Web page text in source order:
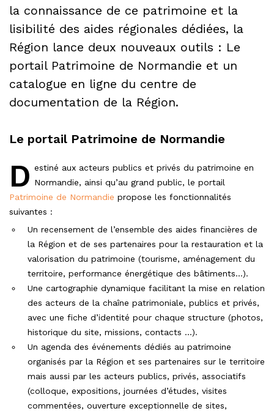
la connaissance de ce patrimoine et la
lisibilité des aides régionales dédiées, la
Région lance deux nouveaux outils : Le
portail Patrimoine de Normandie et un
catalogue en ligne du centre de
documentation de la Région.
Le portail Patrimoine de Normandie
D estiné aux acteurs publics et privés du patrimoine en
Normandie, ainsi qu’au grand public, le portail
Patrimoine de Normandie propose les fonctionnalités
suivantes :
Un recensement de l’ensemble des aides financières de
la Région et de ses partenaires pour la restauration et la
valorisation du patrimoine (tourisme, aménagement du
territoire, performance énergétique des bâtiments…).
Une cartographie dynamique facilitant la mise en relation
des acteurs de la chaîne patrimoniale, publics et privés,
avec une fiche d’identité pour chaque structure (photos,
historique du site, missions, contacts …).
Un agenda des événements dédiés au patrimoine
organisés par la Région et ses partenaires sur le territoire
mais aussi par les acteurs publics, privés, associatifs
(colloque, expositions, journées d’études, visites
commentées, ouverture exceptionnelle de sites,